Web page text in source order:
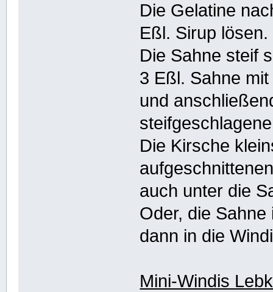
Die Gelatine
Eßl. Sirup lösen.
Die Sahne steif
3 Eßl. Sahne
und
Die Kirsche
auch unter die
Oder, die
dann in die
Mini-Windis